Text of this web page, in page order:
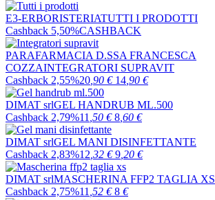
E3-ERBORISTERIATUTTI I PRODOTTI
Cashback 5,50%CASHBACK
PARAFARMACIA D.SSA FRANCESCA
COZZAINTEGRATORI SUPRAVIT
Cashback 2,55%20 ,90 € 14 ,90 €
DIMAT srlGEL HANDRUB ML.500
Cashback 2,79%11 ,50 € 8 ,60 €
DIMAT srlGEL MANI DISINFETTANTE
Cashback 2,83%12 ,32 € 9 ,20 €
DIMAT srlMASCHERINA FFP2 TAGLIA XS
Cashback 2,75%11 ,52 € 8 €